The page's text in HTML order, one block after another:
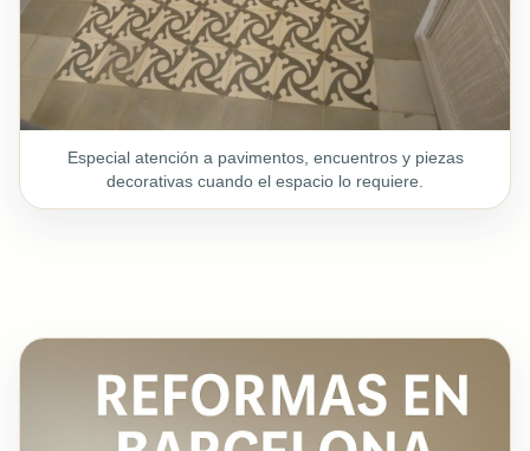
Especial atención a pavimentos, encuentros y piezas
decorativas cuando el espacio lo requiere.